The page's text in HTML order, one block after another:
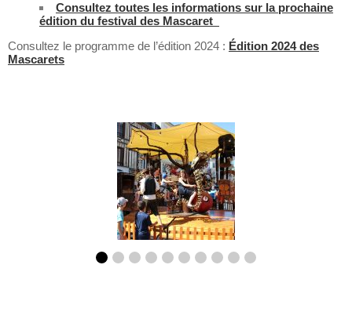
Consultez toutes les informations sur la prochaine
édition du festival des Mascaret
Consultez le programme de l’édition 2024 : Édition 2024 des
Mascarets